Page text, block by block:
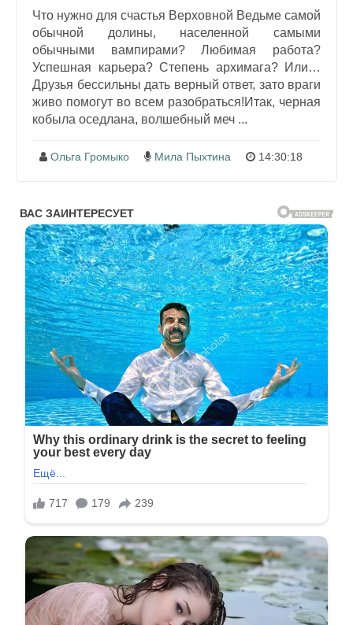
Что нужно для счастья Верховной Ведьме самой
обычной долины, населенной самыми
обычными вампирами? Любимая работа?
Успешная карьера? Степень архимага? Или…
Друзья бессильны дать верный ответ, зато враги
живо помогут во всем разобраться!Итак, черная
кобыла оседлана, волшебный меч ...
Ольга Громыко Мила Пыхтина 14:30:18